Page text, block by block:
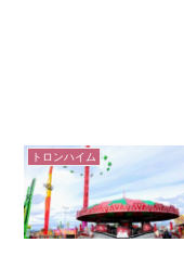
トロンハイム